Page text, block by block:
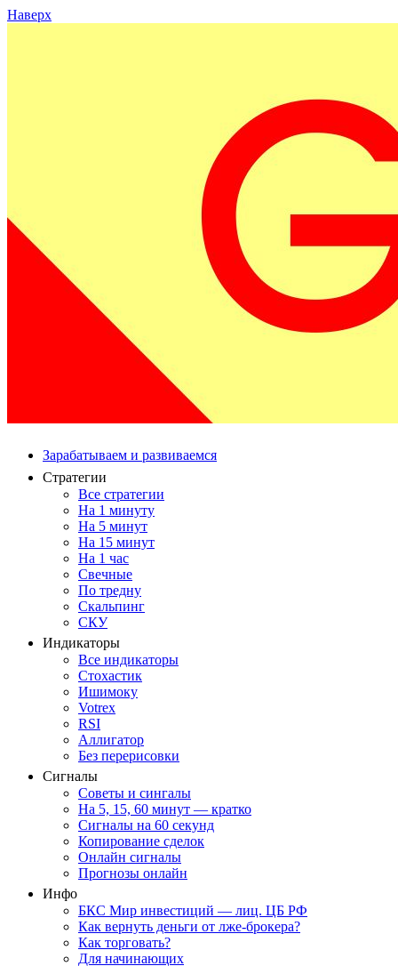
Наверх
Зарабатываем и развиваемся
Стратегии
Все стратегии
На 1 минуту
На 5 минут
На 15 минут
На 1 час
Свечные
По тредну
Скальпинг
СКУ
Индикаторы
Все индикаторы
Стохастик
Ишимоку
Votrex
RSI
Аллигатор
Без перерисовки
Сигналы
Советы и сингалы
На 5, 15, 60 минут — кратко
Сигналы на 60 секунд
Копирование сделок
Онлайн сигналы
Прогнозы онлайн
Инфо
БКС Мир инвестиций — лиц. ЦБ РФ
Как вернуть деньги от лже-брокера?
Как торговать?
Для начинающих